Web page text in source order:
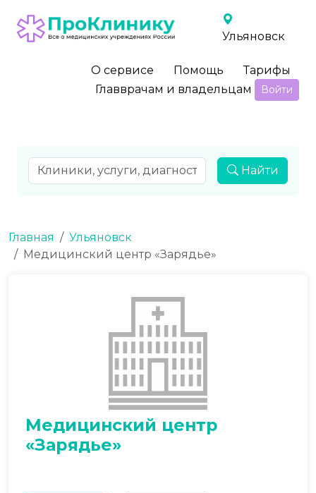
Ульяновск
О сервисе Помощь
Тарифы
Главврачам и владельцам
Войти
Найти
Главная
Ульяновск
Медицинский центр «Зарядье»
Медицинский центр
«Зарядье»